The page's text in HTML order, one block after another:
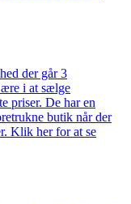
der går 3
ære i at sælge
priser. De har en
butik når der
Klik her for at se